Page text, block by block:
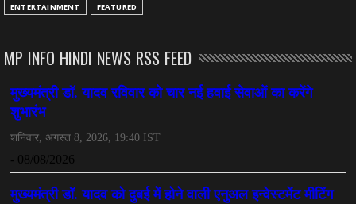
ENTERTAINMENT FEATURED
MP INFO HINDI NEWS RSS FEED